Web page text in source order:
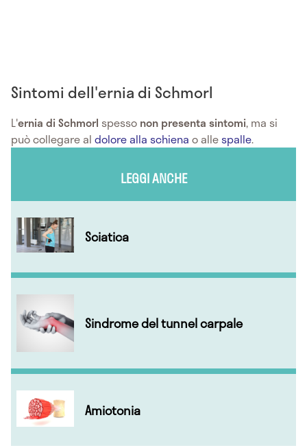
Sintomi dell'ernia di Schmorl
L'ernia di Schmorl spesso non presenta sintomi, ma si
può collegare al dolore alla schiena o allespalle.
LEGGI ANCHE
Sciatica
Sindrome del tunnel carpale
Amiotonia